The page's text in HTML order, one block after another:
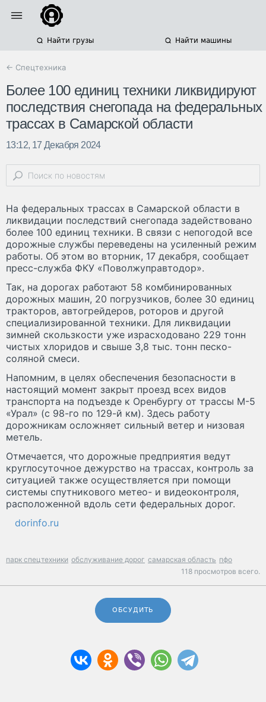
Найти грузы Найти машины
← Спецтехника
Более 100 единиц техники ликвидируют
последствия снегопада на федеральных
трассах в Самарской области
13:12, 17 Декабря 2024
На федеральных трассах в Самарской области в
ликвидации последствий снегопада задействовано
более 100 единиц техники. В связи с непогодой все
дорожные службы переведены на усиленный режим
работы. Об этом во вторник, 17 декабря, сообщает
пресс-служба ФКУ «Поволжуправтодор».
Так, на дорогах работают 58 комбинированных
дорожных машин, 20 погрузчиков, более 30 единиц
тракторов, автогрейдеров, роторов и другой
специализированной техники. Для ликвидации
зимней скользкости уже израсходовано 229 тонн
чистых хлоридов и свыше 3,8 тыс. тонн песко-
соляной смеси.
Напомним, в целях обеспечения безопасности в
настоящий момент закрыт проезд всех видов
транспорта на подъезде к Оренбургу от трассы М-5
«Урал» (с 98-го по 129-й км). Здесь работу
дорожникам осложняет сильный ветер и низовая
метель.
Отмечается, что дорожные предприятия ведут
круглосуточное дежурство на трассах, контроль за
ситуацией также осуществляется при помощи
системы спутникового метео- и видеоконтроля,
расположенной вдоль сети федеральных дорог.
dorinfo.ru
парк спецтехники обслуживание дорог самарская область пфо
118 просмотров всего.
ОБСУДИТЬ